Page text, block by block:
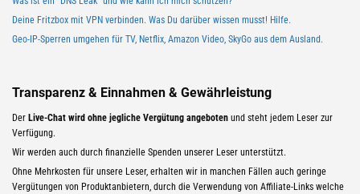
Deine Fritzbox mit VPN verbinden. Was Du darüber wissen musst! Hilfe.
Geo-IP-Sperren umgehen für TV, Netflix, Amazon Video, SkyGo aus dem Ausland.
Transparenz & Einnahmen & Gewährleistung
Der Live-Chat wird ohne jegliche Vergütung angeboten und steht jedem Leser zur
Verfügung.
Wir werden auch durch finanzielle Spenden unserer Leser unterstützt.
Ohne Mehrkosten für unsere Leser, erhalten wir in manchen Fällen auch geringe
Vergütungen von Produktanbietern, durch die Verwendung von Affiliate-Links welche